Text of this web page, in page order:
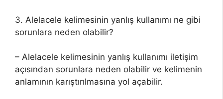
3. Alelacele kelimesinin yanlış kullanımı ne gibi
sorunlara neden olabilir?
– Alelacele kelimesinin yanlış kullanımı iletişim
açısından sorunlara neden olabilir ve kelimenin
anlamının karıştırılmasına yol açabilir.